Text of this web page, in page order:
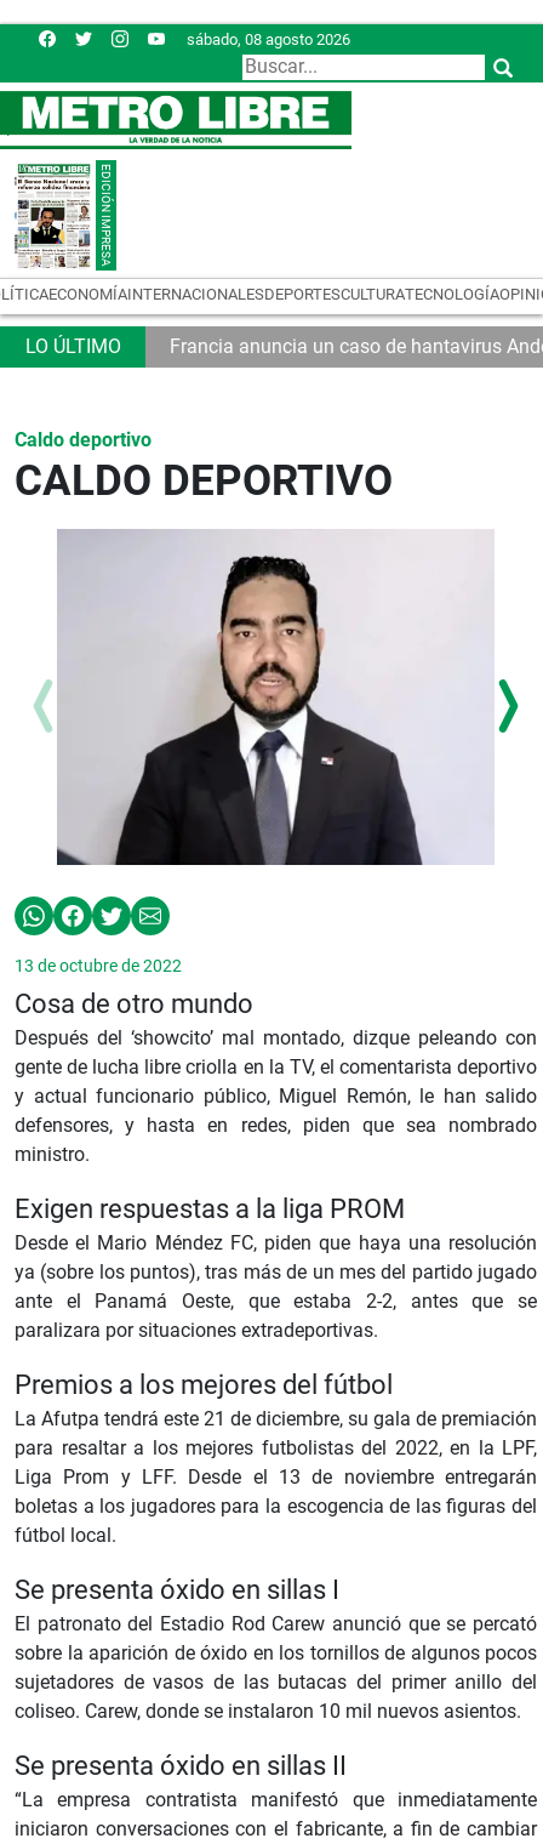
sábado, 08 agosto 2026
ECONOMÍAINTERNACIONALESDEPORTESCULTURATECNOLOGÍA
Francia anuncia un caso de hantavirus
Caldo deportivo
CALDO DEPORTIVO
13 de octubre de 2022
Cosa de otro mundo
Después del ‘showcito’ mal montado, dizque peleando con
gente de lucha libre criolla en la TV, el comentarista deportivo
y actual funcionario público, Miguel Remón, le han salido
defensores, y hasta en redes, piden que sea nombrado
ministro.
Exigen respuestas a la liga PROM
Desde el Mario Méndez FC, piden que haya una resolución
ya (sobre los puntos), tras más de un mes del partido jugado
ante el Panamá Oeste, que estaba 2-2, antes que se
paralizara por situaciones extradeportivas.
Premios a los mejores del fútbol
La Afutpa tendrá este 21 de diciembre, su gala de premiación
para resaltar a los mejores futbolistas del 2022, en la LPF,
Liga Prom y LFF. Desde el 13 de noviembre entregarán
boletas a los jugadores para la escogencia de las figuras del
fútbol local.
Se presenta óxido en sillas I
El patronato del Estadio Rod Carew anunció que se percató
sobre la aparición de óxido en los tornillos de algunos pocos
sujetadores de vasos de las butacas del primer anillo del
coliseo. Carew, donde se instalaron 10 mil nuevos asientos.
Se presenta óxido en sillas II
“La empresa contratista manifestó que inmediatamente
iniciaron conversaciones con el fabricante, a fin de cambiar